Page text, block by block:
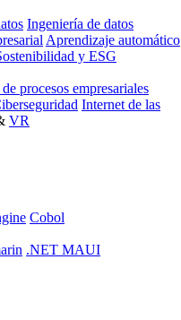
Ingeniería de datos
Aprendizaje automático
y ESG
procesos empresariales
Internet de las
VR
Cobol
.NET MAUI